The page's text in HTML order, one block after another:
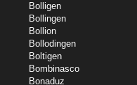
Bolligen
Bollingen
Bollion
Bollodingen
Boltigen
Bombinasco
Bonaduz